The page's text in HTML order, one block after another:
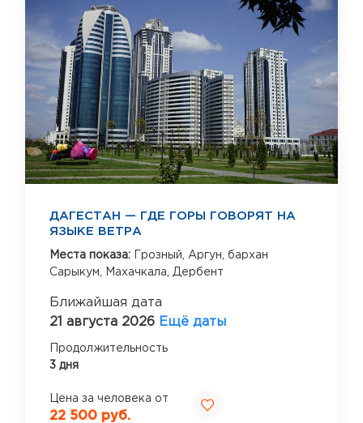
ДАГЕСТАН — ГДЕ ГОРЫ ГОВОРЯТ НА
ЯЗЫКЕ ВЕТРА
Места показа: Грозный, Аргун, бархан
Сарыкум,
Махачкала, Дербент
Ближайшая дата
21 августа 2026 Ещё даты
Продолжительность
3 дня
Цена за человека от
22 500 руб.